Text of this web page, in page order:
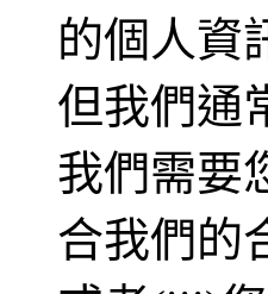
的個人資
但我們通
我們需要
合我們的